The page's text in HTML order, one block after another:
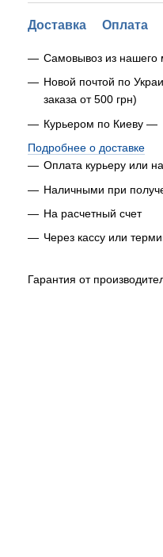
Доставка Оплата
Самовывоз из нашего
Новой почтой по
заказа от 500 грн)
Курьером по Киеву —
Подробнее о доставке
Оплата курьеру или
Наличными при
На расчетный счет
Через кассу или
Гарантия от